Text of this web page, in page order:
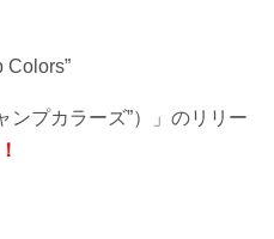
Colors”
ンプカラーズ”）」のリリー